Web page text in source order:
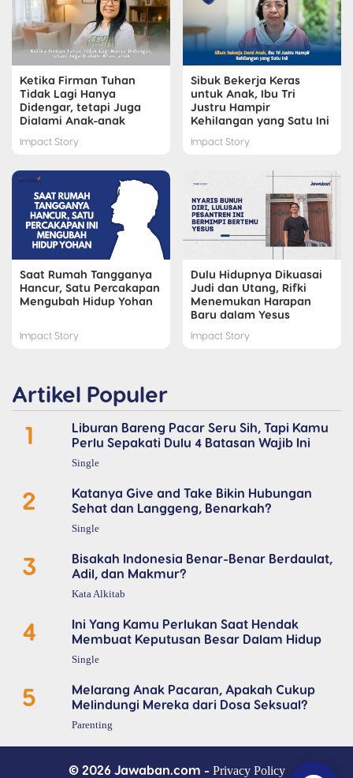
Ketika Firman Tuhan
Tidak Lagi Hanya
Didengar, tetapi Juga
Dialami Anak-anak
Impact Story
Sibuk Bekerja Keras
untuk Anak, Ibu Tri
Justru Hampir
Kehilangan yang Satu Ini
Impact Story
Saat Rumah Tangganya
Hancur, Satu Percakapan
Mengubah Hidup Yohan
Impact Story
Dulu Hidupnya Dikuasai
Judi dan Utang, Rifki
Menemukan Harapan
Baru dalam Yesus
Impact Story
Artikel Populer
1
Liburan Bareng Pacar Seru Sih, Tapi Kamu
Perlu Sepakati Dulu 4 Batasan Wajib Ini
Single
2
Katanya Give and Take Bikin Hubungan
Sehat dan Langgeng, Benarkah?
Single
3
Bisakah Indonesia Benar-Benar Berdaulat,
Adil, dan Makmur?
Kata Alkitab
4
Ini Yang Kamu Perlukan Saat Hendak
Membuat Keputusan Besar Dalam Hidup
Single
5
Melarang Anak Pacaran, Apakah Cukup
Melindungi Mereka dari Dosa Seksual?
Parenting
© 2026 Jawaban.com - Privacy Policy